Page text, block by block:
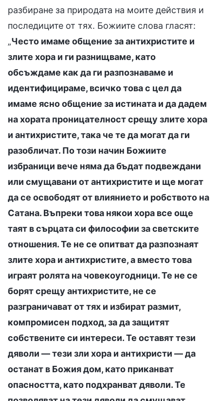
разбиране за природата на моите действия и
последиците от тях. Божиите слова гласят:
„Често имаме общение за антихристите и
злите хора и ги разнищваме, като
обсъждаме как да ги разпознаваме и
идентифицираме, всичко това с цел да
имаме ясно общение за истината и да дадем
на хората проницателност срещу злите хора
и антихристите, така че те да могат да ги
разобличат. По този начин Божиите
избраници вече няма да бъдат подвеждани
или смущавани от антихристите и ще могат
да се освободят от влиянието и робството на
Сатана. Въпреки това някои хора все още
таят в сърцата си философии за светските
отношения. Те не се опитват да разпознаят
злите хора и антихристите, а вместо това
играят ролята на човекоугодници. Те не се
борят срещу антихристите, не се
разграничават от тях и избират размит,
компромисен подход, за да защитят
собствените си интереси. Те оставят тези
дяволи — тези зли хора и антихристи — да
останат в Божия дом, като приканват
опасността, като подхранват дяволи. Те